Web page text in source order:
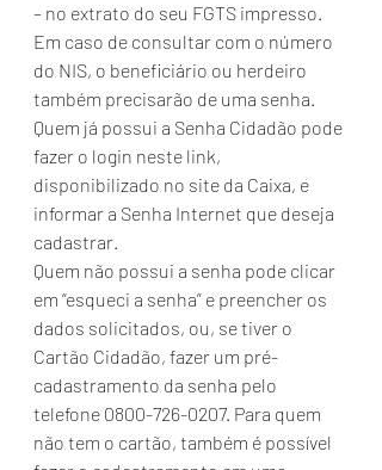
– no extrato do seu FGTS impresso.
Em caso de consultar com o número
do NIS, o beneficiário ou herdeiro
também precisarão de uma senha.
Quem já possui a Senha Cidadão pode
fazer o login neste link,
disponibilizado no site da Caixa, e
informar a Senha Internet que deseja
cadastrar.
Quem não possui a senha pode clicar
em “esqueci a senha” e preencher os
dados solicitados, ou, se tiver o
Cartão Cidadão, fazer um pré-
cadastramento da senha pelo
telefone 0800-726-0207. Para quem
não tem o cartão, também é possível